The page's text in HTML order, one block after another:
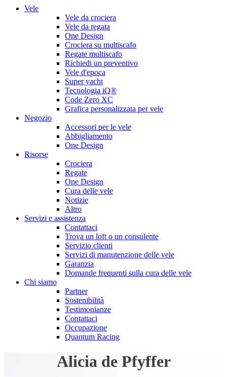
Vele
Vele da crociera
Vele da regata
One Design
Crociera su multiscafo
Regate multiscafo
Richiedi un preventivo
Vele d'epoca
Super yacht
Tecnologia iQ®
Code Zero XC
Grafica personalizzata per vele
Negozio
Accessori per le vele
Abbigliamento
One Design
Risorse
Crociera
Regate
One Design
Cura delle vele
Notizie
Altro
Servizi e assistenza
Contattaci
Trova un loft o un consulente
Servizio clienti
Servizi di manutenzione delle vele
Garanzia
Domande frequenti sulla cura delle vele
Chi siamo
Partner
Sostenibilità
Testimonianze
Contattaci
Occupazione
Quantum Racing
Alicia de Pfyffer